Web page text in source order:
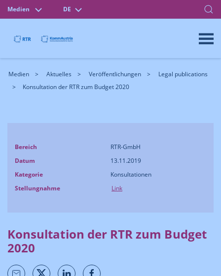
Medien DE
Medien Aktuelles Veröffentlichungen
Legal publications
Konsultation der RTR zum Budget 2020
Bereich
RTR-GmbH
Datum
13.11.2019
Kategorie
Konsultationen
Stellungnahme
Link
Konsultation der RTR zum Budget
2020